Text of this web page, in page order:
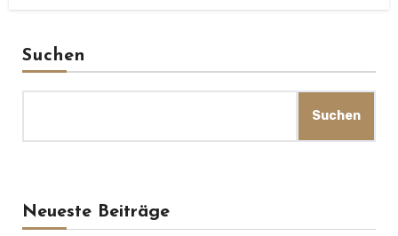
Suchen
Suchen
Neueste Beiträge